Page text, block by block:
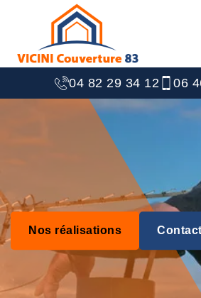
04 82 29 34 12 06
Nos réalisations